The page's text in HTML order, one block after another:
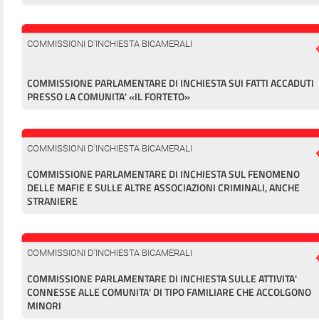
COMMISSIONI D'INCHIESTA BICAMERALI
COMMISSIONE PARLAMENTARE DI INCHIESTA SUI FATTI ACCADUTI
PRESSO LA COMUNITA' «IL FORTETO»
COMMISSIONI D'INCHIESTA BICAMERALI
COMMISSIONE PARLAMENTARE DI INCHIESTA SUL FENOMENO
DELLE MAFIE E SULLE ALTRE ASSOCIAZIONI CRIMINALI, ANCHE
STRANIERE
COMMISSIONI D'INCHIESTA BICAMERALI
COMMISSIONE PARLAMENTARE DI INCHIESTA SULLE ATTIVITA'
CONNESSE ALLE COMUNITA' DI TIPO FAMILIARE CHE ACCOLGONO
MINORI